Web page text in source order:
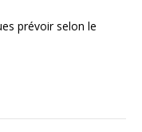
prévoir selon le